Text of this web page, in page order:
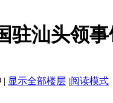
驻汕头领
| 显示全部楼层 |阅读模式